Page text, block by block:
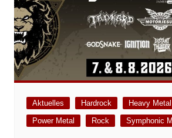
Aktuelles Hardrock Heavy Metal
Power Metal
Rock Symphonic